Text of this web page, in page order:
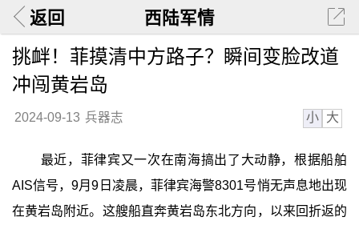
返回 西陆军情
挑衅！菲摸清中方路子？瞬间变脸改道
冲闯黄岩岛
2024-09-13 兵器志 小 大
最近，菲律宾又一次在南海搞出了大动静，根据船舶
AIS信号，9月9日凌晨，菲律宾海警8301号悄无声息地出现
在黄岩岛附近。这艘船直奔黄岩岛东北方向，以来回折返的